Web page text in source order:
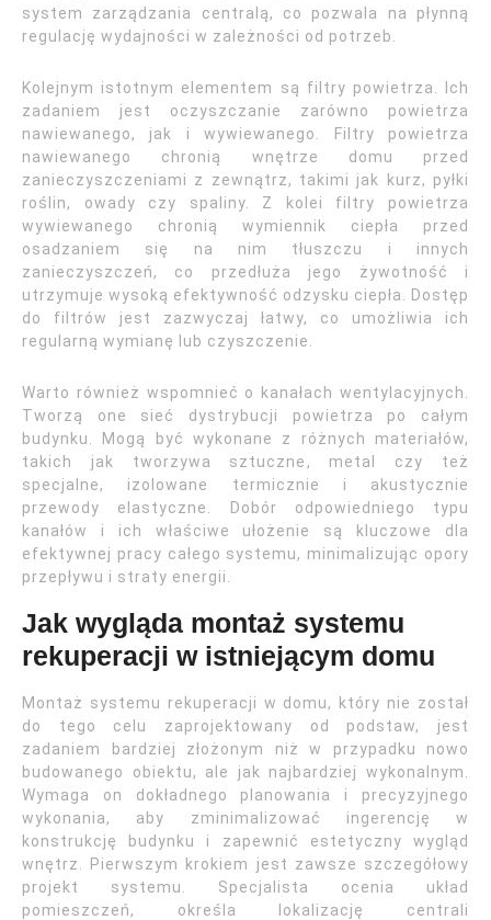
system zarządzania centralą, co pozwala na płynną
regulację wydajności w zależności od potrzeb.
Kolejnym istotnym elementem są filtry powietrza. Ich
zadaniem jest oczyszczanie zarówno powietrza
nawiewanego, jak i wywiewanego. Filtry powietrza
nawiewanego chronią wnętrze domu przed
zanieczyszczeniami z zewnątrz, takimi jak kurz, pyłki
roślin, owady czy spaliny. Z kolei filtry powietrza
wywiewanego chronią wymiennik ciepła przed
osadzaniem się na nim tłuszczu i innych
zanieczyszczeń, co przedłuża jego żywotność i
utrzymuje wysoką efektywność odzysku ciepła. Dostęp
do filtrów jest zazwyczaj łatwy, co umożliwia ich
regularną wymianę lub czyszczenie.
Warto również wspomnieć o kanałach wentylacyjnych.
Tworzą one sieć dystrybucji powietrza po całym
budynku. Mogą być wykonane z różnych materiałów,
takich jak tworzywa sztuczne, metal czy też
specjalne, izolowane termicznie i akustycznie
przewody elastyczne. Dobór odpowiedniego typu
kanałów i ich właściwe ułożenie są kluczowe dla
efektywnej pracy całego systemu, minimalizując opory
przepływu i straty energii.
Jak wygląda montaż systemu
rekuperacji w istniejącym domu
Montaż systemu rekuperacji w domu, który nie został
do tego celu zaprojektowany od podstaw, jest
zadaniem bardziej złożonym niż w przypadku nowo
budowanego obiektu, ale jak najbardziej wykonalnym.
Wymaga on dokładnego planowania i precyzyjnego
wykonania, aby zminimalizować ingerencję w
konstrukcję budynku i zapewnić estetyczny wygląd
wnętrz. Pierwszym krokiem jest zawsze szczegółowy
projekt systemu. Specjalista ocenia układ
pomieszczeń, określa lokalizację centrali